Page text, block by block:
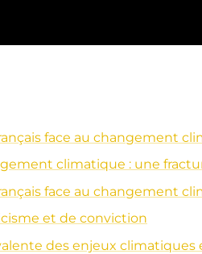
face au changement
climatique : une
face au changement
et de conviction
des enjeux climatiques